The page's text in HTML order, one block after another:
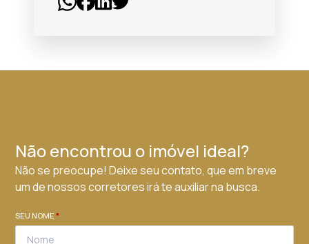
Não encontrou o imóvel ideal?
Não se preocupe! Deixe seu contato, que em breve
um de nossos corretores irá te auxiliar na busca.
SEU NOME*